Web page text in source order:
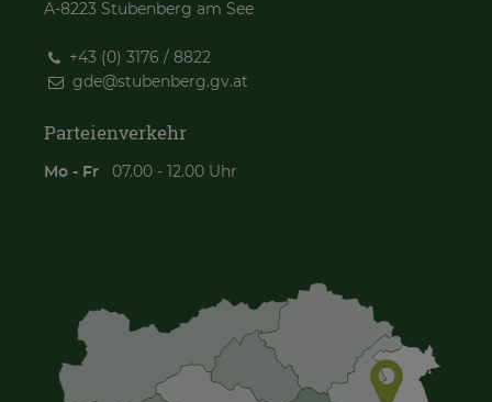
A-8223 Stubenberg am See
+43 (0) 3176 / 8822
gde@stubenberg.gv.at
Parteienverkehr
Mo - Fr 07.00 - 12.00 Uhr